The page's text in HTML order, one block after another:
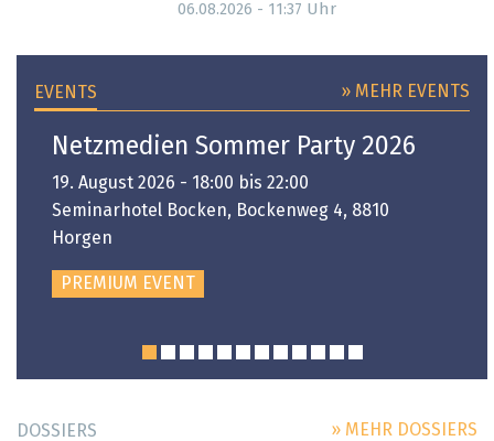
06.08.2026 - 11:37 Uhr
EVENTS » MEHR EVENTS
Netzmedien Sommer Party 2026
19. August 2026 - 18:00 bis 22:00
Seminarhotel Bocken, Bockenweg 4, 8810
Horgen
PREMIUM EVENT
DOSSIERS » MEHR DOSSIERS